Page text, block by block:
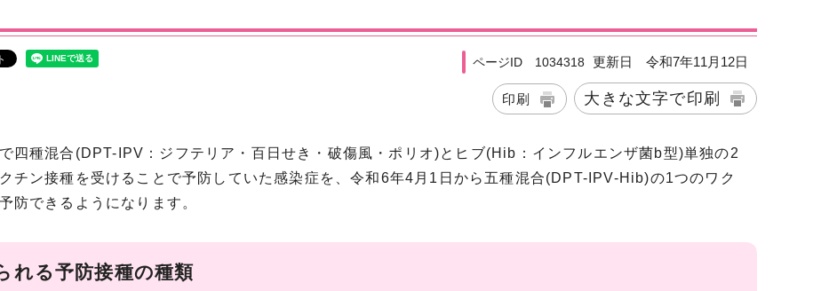
ページID 1034318 更新日 令和7年11月12日
印刷 大きな文字で印刷
四種混合(DPT-IPV：ジフテリア・百日せき・破傷風・ポリオ)とヒブ(Hib：インフルエンザ菌b型)単独の2
チン接種を受けることで予防していた感染症を、令和6年4月1日から五種混合(DPT-IPV-Hib)の1つのワク
防できるようになります。
れる予防接種の種類